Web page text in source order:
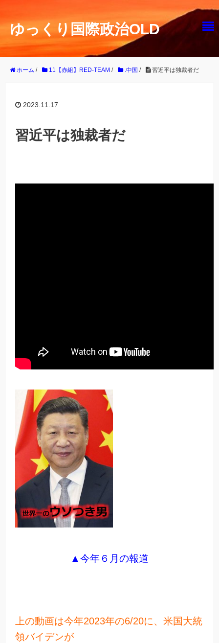
ゆっくり国際政治OLD
ホーム / 11【赤組】RED-TEAM / .中国 / 習近平は独裁者だ
2023.11.17
習近平は独裁者だ
▲今年６月の報道
上の動画は今年2023年の6/20に、米国大統
領バイデンが